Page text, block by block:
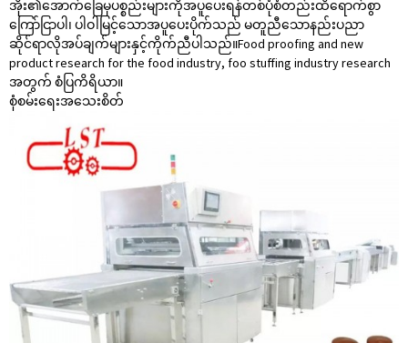
အိုး၏အောက်ခြေမှပစ္စည်းများကိုအပူပေးရန်တစ်ပုံစံတည်းထိရောက်စွာ
ကြော်ငြာပါ၊ ပါဝါမြင့်သောအပူပေးပိုက်သည် မတူညီသောနည်းပညာ
ဆိုင်ရာလိုအပ်ချက်များနှင့်ကိုက်ညီပါသည်။Food proofing and new
product research for the food industry, foo stuffing industry research
အတွက် စံပြကိရိယာ။
စုံစမ်းရေးအသေးစိတ်